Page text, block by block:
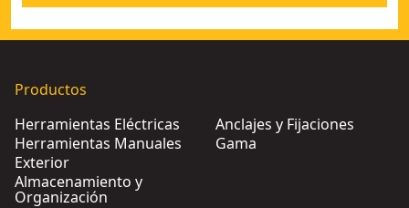
Productos
Herramientas Eléctricas
Herramientas Manuales
Exterior
Almacenamiento y
Organización
Anclajes y Fijaciones
Gama